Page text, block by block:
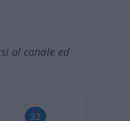
al canale ed
32